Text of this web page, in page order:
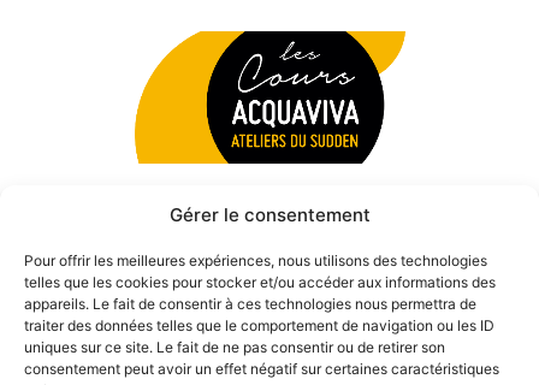
Gérer le consentement
Pour offrir les meilleures expériences, nous utilisons des technologies
telles que les cookies pour stocker et/ou accéder aux informations des
appareils. Le fait de consentir à ces technologies nous permettra de
traiter des données telles que le comportement de navigation ou les ID
uniques sur ce site. Le fait de ne pas consentir ou de retirer son
consentement peut avoir un effet négatif sur certaines caractéristiques